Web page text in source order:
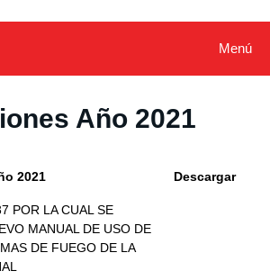
Menú
Año 2021
2021 Descargar
POR LA CUAL SE
MANUAL DE USO DE
DE FUEGO DE LA